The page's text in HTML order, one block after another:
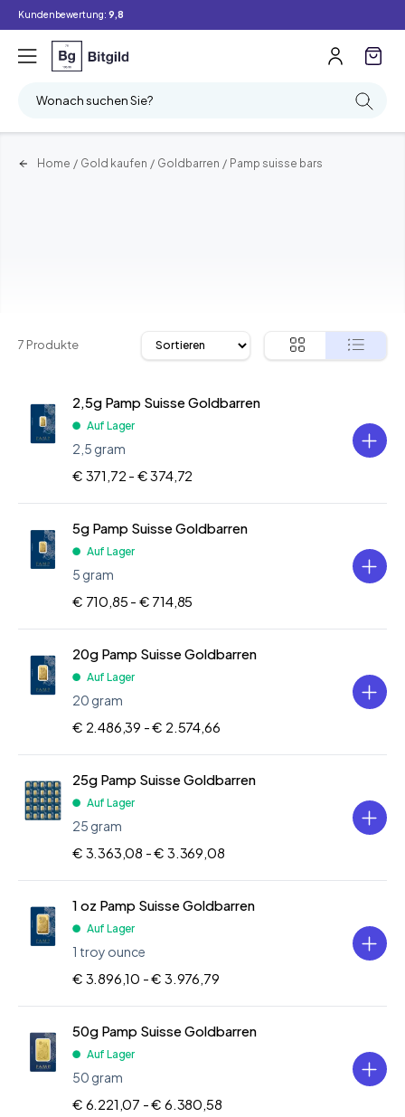
Kundenbewertung: 9,8
Wonach suchen Sie?
Filter
Home / Gold kaufen / Goldbarren / Pamp suisse bars
7 Produkte
2,5g Pamp Suisse Goldbarren
Auf Lager
2,5 gram
€ 371,72 - € 374,72
5g Pamp Suisse Goldbarren
Auf Lager
5 gram
€ 710,85 - € 714,85
20g Pamp Suisse Goldbarren
Auf Lager
20 gram
€ 2.486,39 -€ 2.574,66
25g Pamp Suisse Goldbarren
Auf Lager
25 gram
€ 3.363,08 -€ 3.369,08
1 oz Pamp Suisse Goldbarren
Auf Lager
1 troy ounce
€ 3.896,10 -€ 3.976,79
50g Pamp Suisse Goldbarren
Auf Lager
50 gram
€ 6.221,07 -€ 6.380,58